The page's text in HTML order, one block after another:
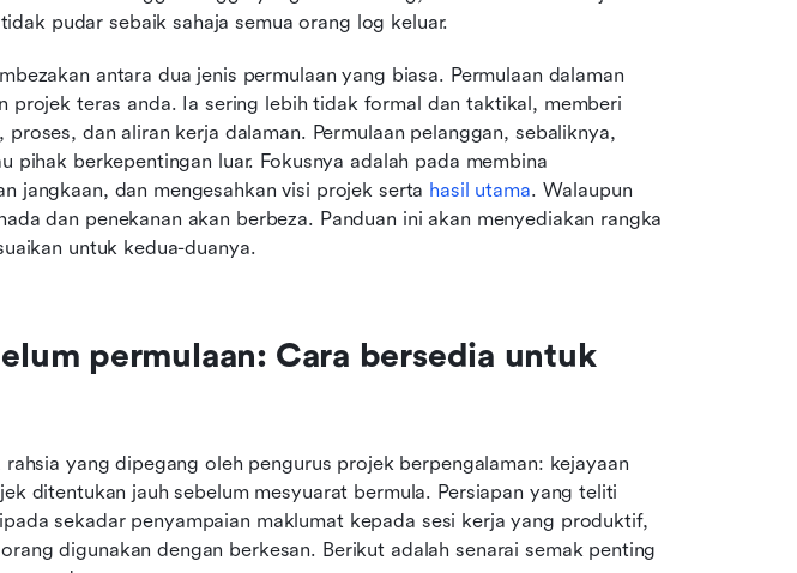
pudar sebaik sahaja semua orang log keluar.
antara dua jenis permulaan yang biasa. Permulaan dalaman
projek teras anda. Ia sering lebih tidak formal dan taktikal, memberi
dan aliran kerja dalaman. Permulaan pelanggan, sebaliknya,
pihak berkepentingan luar. Fokusnya adalah pada membina
jangkaan, dan mengesahkan visi projek serta hasil utama. Walaupun
dan penekanan akan berbeza. Panduan ini akan menyediakan rangka
untuk kedua-duanya.
permulaan: Cara bersedia untuk
yang dipegang oleh pengurus projek berpengalaman: kejayaan
ditentukan jauh sebelum mesyuarat bermula. Persiapan yang teliti
sekadar penyampaian maklumat kepada sesi kerja yang produktif,
digunakan dengan berkesan. Berikut adalah senarai semak penting